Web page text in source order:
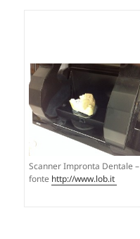
Scanner Impronta Dentale –
fonte http://www.lob.it